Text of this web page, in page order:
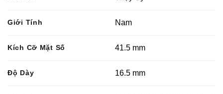
Giới Tính Nam
Kích Cỡ Mặt Số 41.5 mm
Độ Dày 16.5 mm